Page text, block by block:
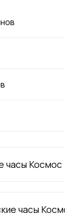
часы Космос
часы